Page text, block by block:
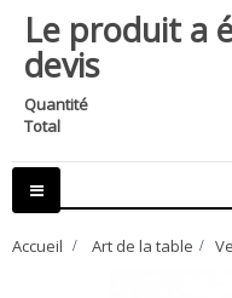
Le produit a
devis
Quantité
Total
Basculer
la
Accueil > Art de la table >